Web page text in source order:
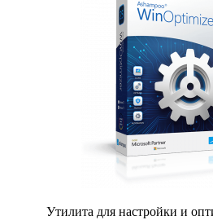
Утилита для настройки и